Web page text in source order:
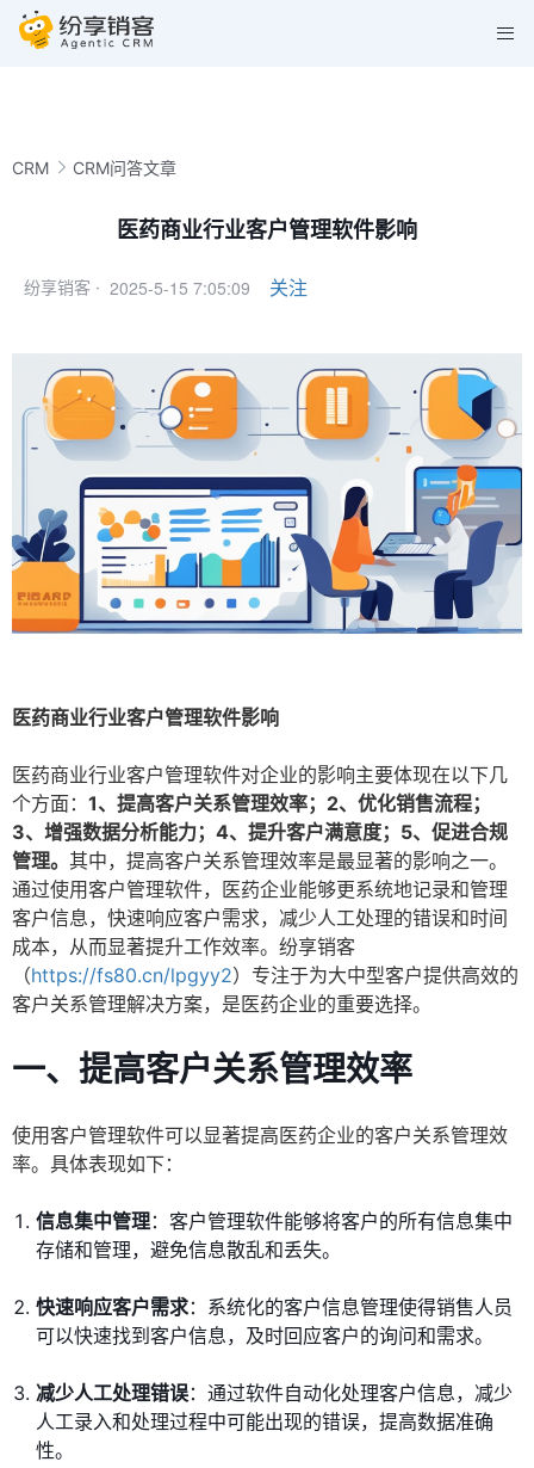
CRM CRM问答文章
医药商业行业客户管理软件影响
纷享销客 · 2025-5-15 7:05:09 关注
医药商业行业客户管理软件影响
医药商业行业客户管理软件对企业的影响主要体现在以下几
个方面： 1、提高客户关系管理效率；2、优化销售流程；
3、增强数据分析能力；4、提升客户满意度；5、促进合规
管理。 其中，提高客户关系管理效率是最显著的影响之一。
通过使用客户管理软件，医药企业能够更系统地记录和管理
客户信息，快速响应客户需求，减少人工处理的错误和时间
成本，从而显著提升工作效率。纷享销客
（https://fs80.cn/lpgyy2）专注于为大中型客户提供高效的
客户关系管理解决方案，是医药企业的重要选择。
一、提高客户关系管理效率
使用客户管理软件可以显著提高医药企业的客户关系管理效
率。具体表现如下：
信息集中管理：客户管理软件能够将客户的所有信息集中
存储和管理，避免信息散乱和丢失。
快速响应客户需求：系统化的客户信息管理使得销售人员
可以快速找到客户信息，及时回应客户的询问和需求。
减少人工处理错误：通过软件自动化处理客户信息，减少
人工录入和处理过程中可能出现的错误，提高数据准确
性。